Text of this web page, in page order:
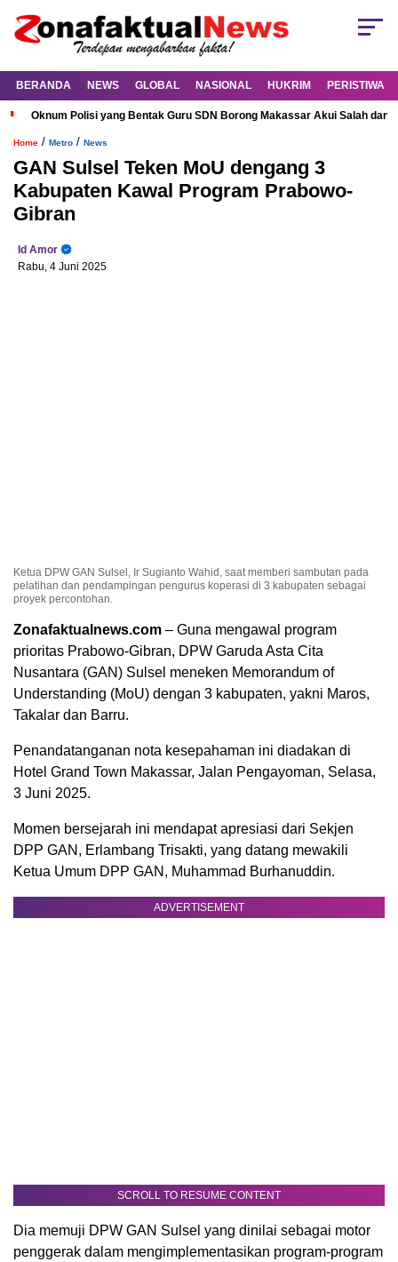
BERANDA NEWS GLOBAL NASIONAL HUKRIM PERISTIWA
Oknum Polisi yang Bentak Guru SDN Borong Makassar Akui Salah dan
Home / Metro / News
GAN Sulsel Teken MoU dengang 3
Kabupaten Kawal Program Prabowo-
Gibran
Id Amor
Rabu, 4 Juni 2025
Ketua DPW GAN Sulsel, Ir Sugianto Wahid, saat memberi sambutan pada
pelatihan dan pendampingan pengurus koperasi di 3 kabupaten sebagai
proyek percontohan.
Zonafaktualnews.com – Guna mengawal program
prioritas Prabowo-Gibran, DPW Garuda Asta Cita
Nusantara (GAN) Sulsel meneken Memorandum of
Understanding (MoU) dengan 3 kabupaten, yakni Maros,
Takalar dan Barru.
Penandatanganan nota kesepahaman ini diadakan di
Hotel Grand Town Makassar, Jalan Pengayoman, Selasa,
3 Juni 2025.
Momen bersejarah ini mendapat apresiasi dari Sekjen
DPP GAN, Erlambang Trisakti, yang datang mewakili
Ketua Umum DPP GAN, Muhammad Burhanuddin.
ADVERTISEMENT
SCROLL TO RESUME CONTENT
Dia memuji DPW GAN Sulsel yang dinilai sebagai motor
penggerak dalam mengimplementasikan program-program